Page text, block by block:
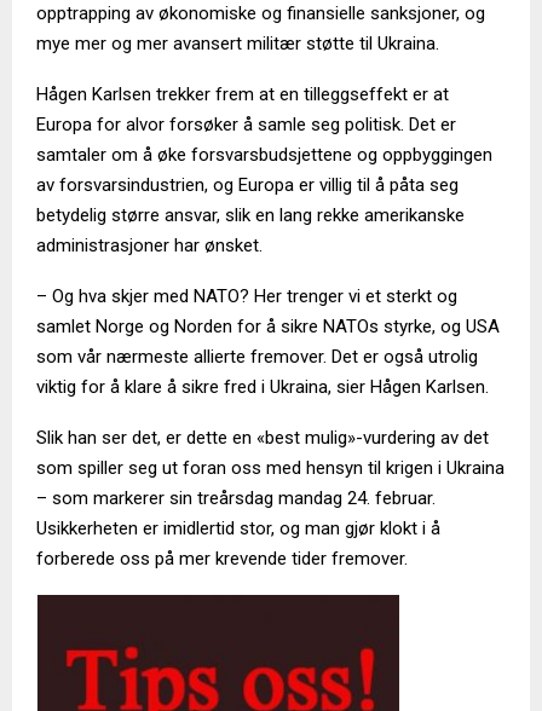
opptrapping av økonomiske og finansielle sanksjoner, og
mye mer og mer avansert militær støtte til Ukraina.
Hågen Karlsen trekker frem at en tilleggseffekt er at
Europa for alvor forsøker å samle seg politisk. Det er
samtaler om å øke forsvarsbudsjettene og oppbyggingen
av forsvarsindustrien, og Europa er villig til å påta seg
betydelig større ansvar, slik en lang rekke amerikanske
administrasjoner har ønsket.
– Og hva skjer med NATO? Her trenger vi et sterkt og
samlet Norge og Norden for å sikre NATOs styrke, og USA
som vår nærmeste allierte fremover. Det er også utrolig
viktig for å klare å sikre fred i Ukraina, sier Hågen Karlsen.
Slik han ser det, er dette en «best mulig»-vurdering av det
som spiller seg ut foran oss med hensyn til krigen i Ukraina
– som markerer sin treårsdag mandag 24. februar.
Usikkerheten er imidlertid stor, og man gjør klokt i å
forberede oss på mer krevende tider fremover.